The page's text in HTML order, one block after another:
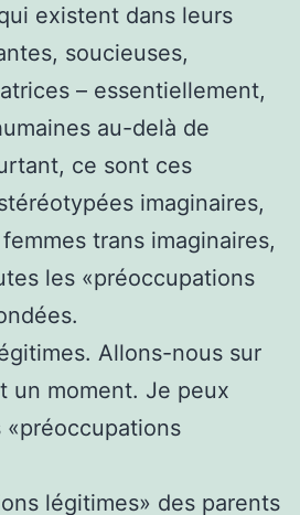
existent dans leurs
soucieuses,
– essentiellement,
au-delà de
ce sont ces
imaginaires,
trans imaginaires,
les «préoccupations
Allons-nous sur
un moment. Je peux
«préoccupations
légitimes» des parents